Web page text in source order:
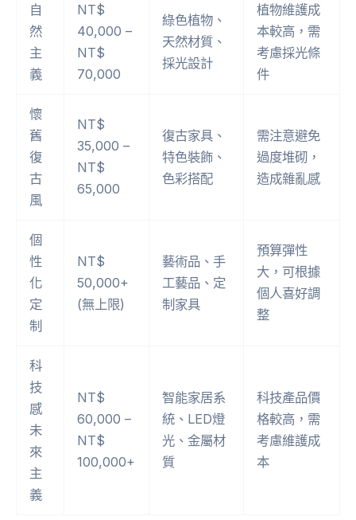
自
然
主
義
NT$
40,000 –
NT$
70,000
綠色植物、
天然材質、
採光設計
植物維護成
本較高，需
考慮採光條
件
懷
舊
復
古
風
NT$
35,000 –
NT$
65,000
復古家具、
特色裝飾、
色彩搭配
需注意避免
過度堆砌，
造成雜亂感
個
性
化
定
制
NT$
50,000+
(無上限)
藝術品、手
工藝品、定
制家具
預算彈性
大，可根據
個人喜好調
整
科
技
感
未
來
主
義
NT$
60,000 –
NT$
100,000+
智能家居系
統、LED燈
光、金屬材
質
科技產品價
格較高，需
考慮維護成
本